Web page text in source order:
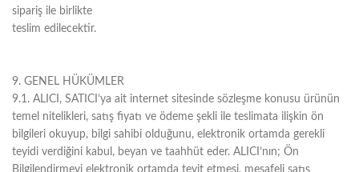
sipariş ile birlikte
teslim edilecektir.
9. GENEL HÜKÜMLER
9.1. ALICI, SATICI’ya ait internet sitesinde sözleşme konusu ürünün
temel nitelikleri, satış fiyatı ve ödeme şekli ile teslimata ilişkin ön
bilgileri okuyup, bilgi sahibi olduğunu, elektronik ortamda gerekli
teyidi verdiğini kabul, beyan ve taahhüt eder. ALICI’nın; Ön
Bilgilendirmeyi elektronik ortamda teyit etmesi, mesafeli satış